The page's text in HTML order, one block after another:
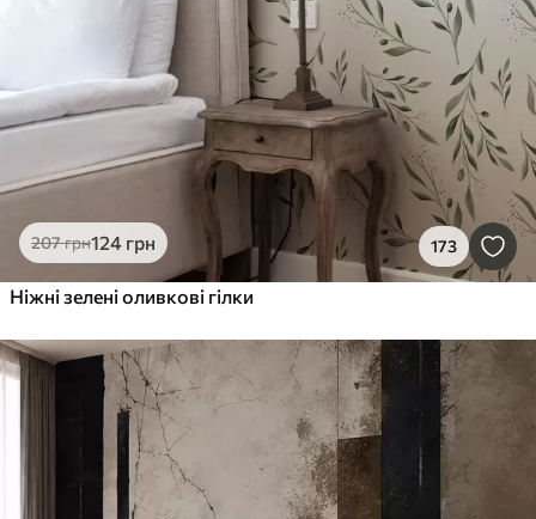
207грн124 грн 173
Ніжні зелені оливкові гілки